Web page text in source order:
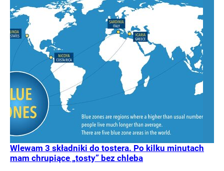
Wlewam 3 składniki do tostera. Po kilku minutach
mam chrupiące „tosty” bez chleba